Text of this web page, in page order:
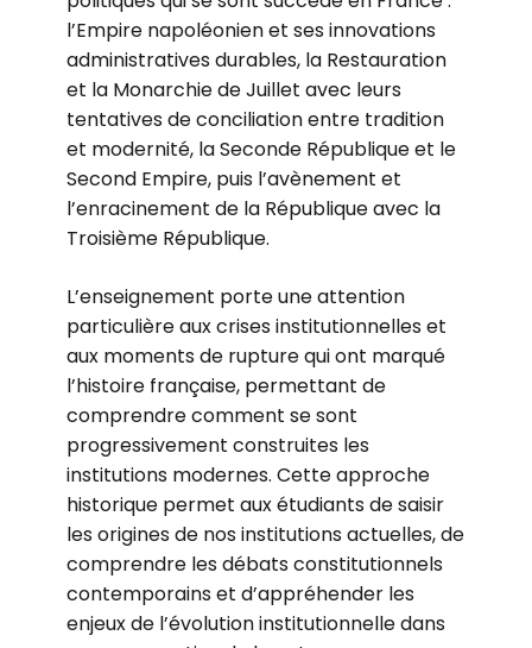
l’Empire napoléonien et ses innovations
administratives durables, la Restauration
et la Monarchie de Juillet avec leurs
tentatives de conciliation entre tradition
et modernité, la Seconde République et le
Second Empire, puis l’avènement et
l’enracinement de la République avec la
Troisième République.
L’enseignement porte une attention
particulière aux crises institutionnelles et
aux moments de rupture qui ont marqué
l’histoire française, permettant de
comprendre comment se sont
progressivement construites les
institutions modernes. Cette approche
historique permet aux étudiants de saisir
les origines de nos institutions actuelles, de
comprendre les débats constitutionnels
contemporains et d’appréhender les
enjeux de l’évolution institutionnelle dans